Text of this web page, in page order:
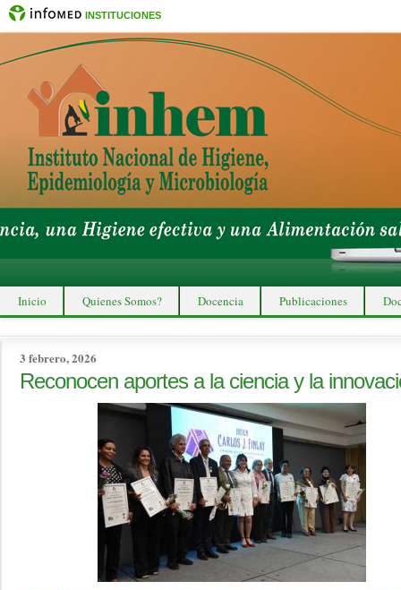
INSTITUCIONES
Inicio Quienes Somos? Docencia Publicaciones
3 febrero, 2026
Reconocen aportes a la ciencia y la